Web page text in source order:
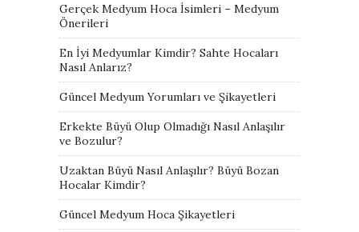
Gerçek Medyum Hoca İsimleri – Medyum
Önerileri
En İyi Medyumlar Kimdir? Sahte Hocaları
Nasıl Anlarız?
Güncel Medyum Yorumları ve Şikayetleri
Erkekte Büyü Olup Olmadığı Nasıl Anlaşılır
ve Bozulur?
Uzaktan Büyü Nasıl Anlaşılır? Büyü Bozan
Hocalar Kimdir?
Güncel Medyum Hoca Şikayetleri